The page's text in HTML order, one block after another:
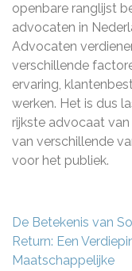
openbare ranglijst
advocaten in
Advocaten
verschillende
ervaring,
werken. Het is dus
rijkste advocaat
van verschillende
voor het publiek.
De Betekenis van
Return: Een
Maatschappelijke